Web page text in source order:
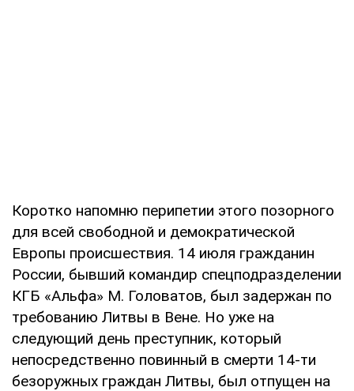
Коротко напомню перипетии этого позорного
для всей свободной и демократической
Европы происшествия. 14 июля гражданин
России, бывший командир спецподразделении
КГБ «Альфа» М. Головатов, был задержан по
требованию Литвы в Вене. Но уже на
следующий день преступник, который
непосредственно повинный в смерти 14-ти
безоружных граждан Литвы, был отпущен на